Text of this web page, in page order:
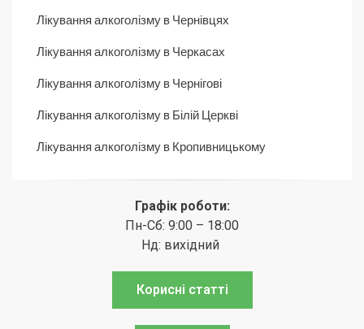
Лікування алкоголізму в Чернівцях
Лікування алкоголізму в Черкасах
Лікування алкоголізму в Чернігові
Лікування алкоголізму в Білій Церкві
Лікування алкоголізму в Кропивницькому
Графік роботи:
Пн-Сб: 9:00 – 18:00
Нд: вихідний
Корисні статті